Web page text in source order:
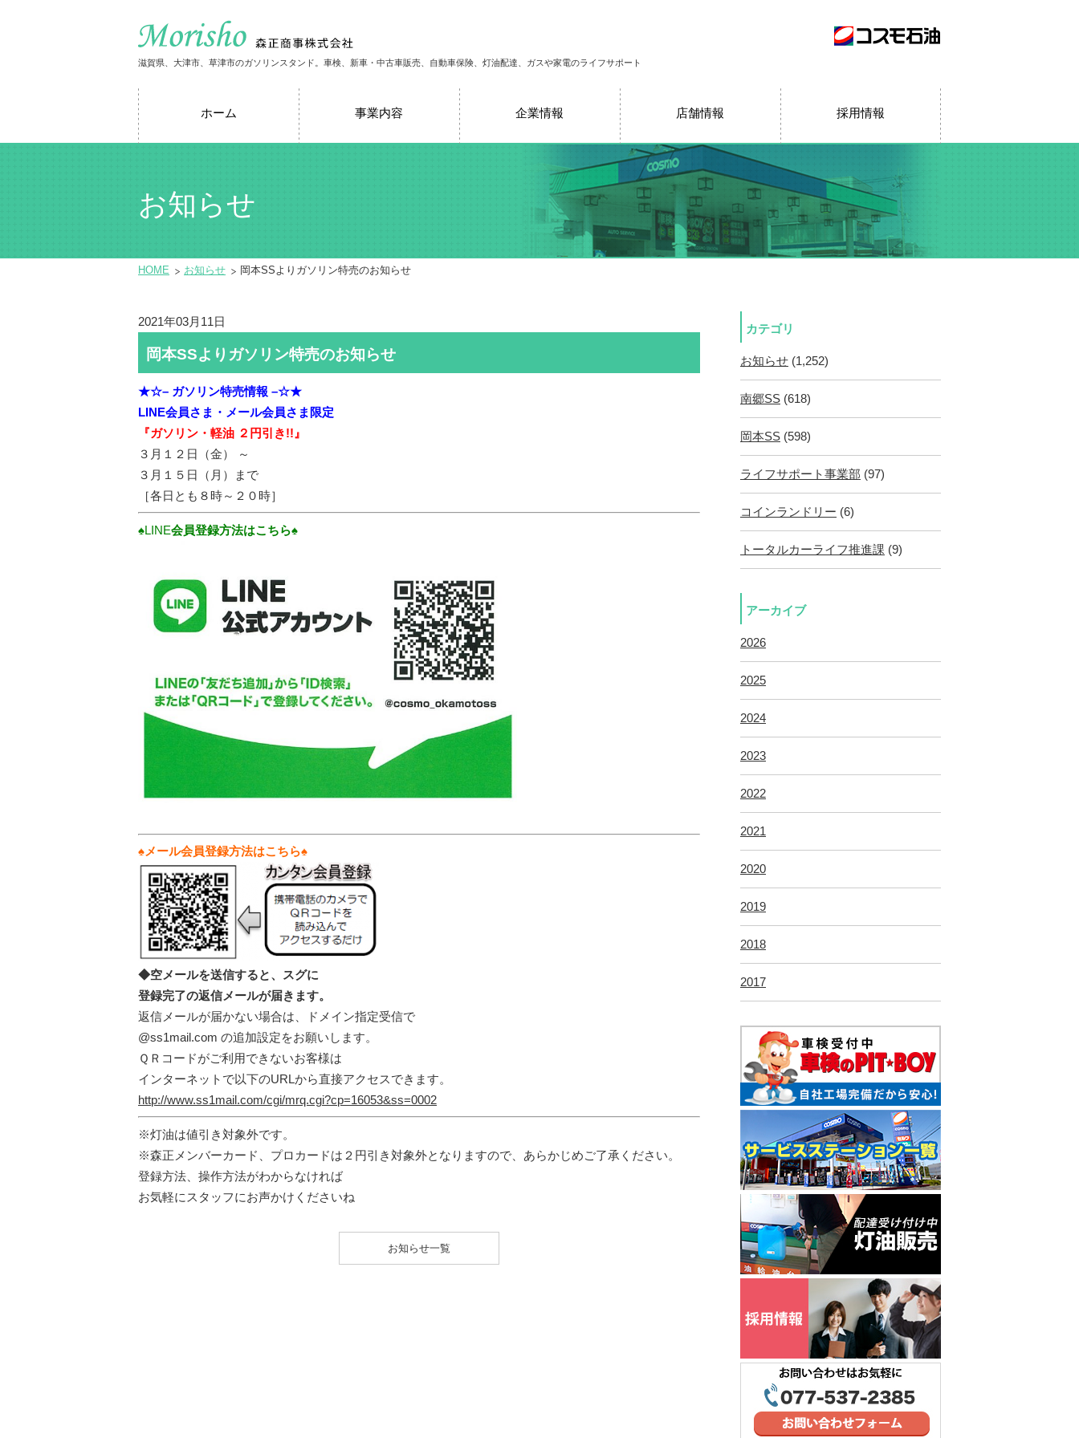
滋賀県、大津市、草津市のガソリンスタンド。車検、新車・中古車販売、自動車保険、灯油配達、ガスや家電のライフサポート
ホーム 事業内容 企業情報 店舗情報 採用情報
お知らせ
HOME お知らせ 岡本SSよりガソリン特売のお知らせ
2021年03月11日
岡本SSよりガソリン特売のお知らせ
★☆– ガソリン特売情報 –☆★
LINE会員さま・ メール会員さま限定
『ガソリン・軽油 ２円引き!!』
３月１２日（金） ～
３月１５日（月）まで
［各日とも８時～２０時］
♠LINE会員登録方法はこちら♠
♠メール会員登録方法はこちら♠
◆空メールを送信すると、スグに
登録完了の返信メールが届きます。
返信メールが届かない場合は、ドメイン指定受信で
@ss1mail.com の追加設定をお願いします。
ＱＲコードがご利用できないお客様は
インターネットで以下のURLから直接アクセスできます。
http://www.ss1mail.com/cgi/mrq.cgi?cp=16053&ss=0002
※灯油は値引き対象外です。
※森正メンバーカード、プロカードは２円引き対象外となりますので、あらかじめご了承ください。
登録方法、操作方法がわからなければ
お気軽にスタッフにお声かけくださいね
お知らせ一覧
カテゴリ
お知らせ (1,252)
南郷SS (618)
岡本SS (598)
ライフサポート事業部 (97)
コインランドリー (6)
トータルカーライフ推進課 (9)
アーカイブ
2026
2025
2024
2023
2022
2021
2020
2019
2018
2017